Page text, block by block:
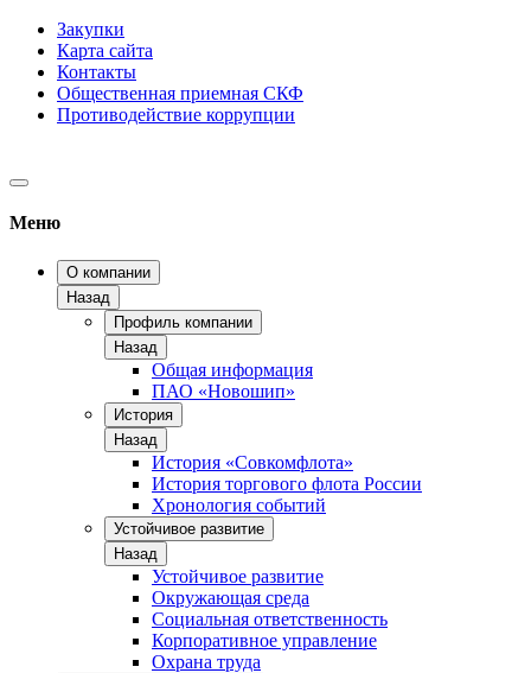
Закупки
Карта сайта
Контакты
Общественная приемная СКФ
Противодействие коррупции
Меню
О компании
Назад
Профиль компании
Назад
Общая информация
ПАО «Новошип»
История
Назад
История «Совкомфлота»
История торгового флота России
Хронология событий
Устойчивое развитие
Назад
Устойчивое развитие
Окружающая среда
Социальная ответственность
Корпоративное управление
Охрана труда